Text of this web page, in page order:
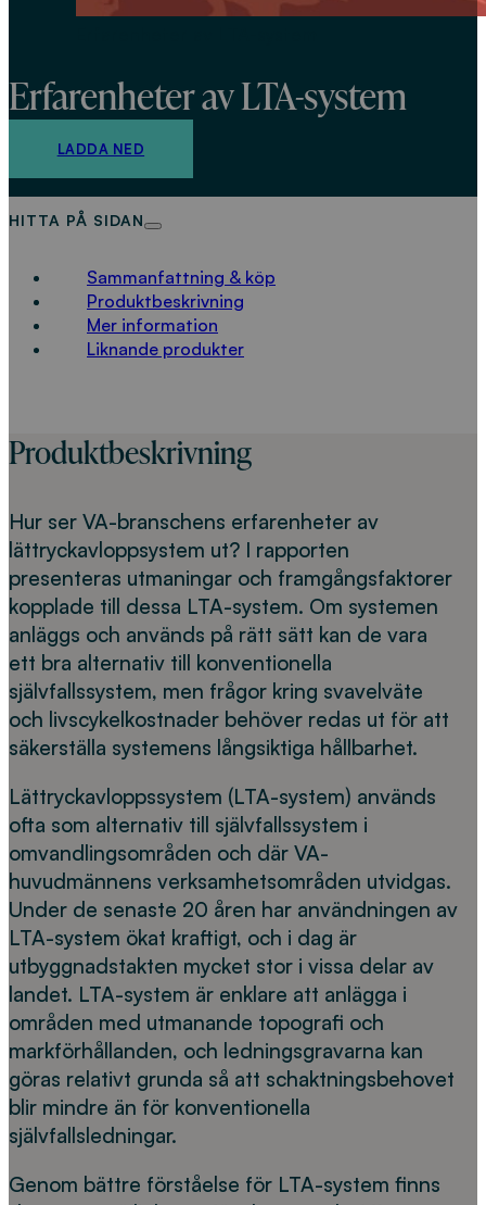
Erfarenheter av LTA-system
LADDA NED
HITTA PÅ SIDAN
Sammanfattning & köp
Produktbeskrivning
Mer information
Liknande produkter
Produktbeskrivning
Hur ser VA-branschens erfarenheter av
lättryckavloppsystem ut? I rapporten
presenteras utmaningar och framgångsfaktorer
kopplade till dessa LTA-system. Om systemen
anläggs och används på rätt sätt kan de vara
ett bra alternativ till konventionella
självfallssystem, men frågor kring svavelväte
och livscykelkostnader behöver redas ut för att
säkerställa systemens långsiktiga hållbarhet.
Lättryckavloppssystem (LTA-system) används
ofta som alternativ till självfallssystem i
omvandlingsområden och där VA-
huvudmännens verksamhetsområden utvidgas.
Under de senaste 20 åren har användningen av
LTA-system ökat kraftigt, och i dag är
utbyggnadstakten mycket stor i vissa delar av
landet. LTA-system är enklare att anlägga i
områden med utmanande topografi och
markförhållanden, och ledningsgravarna kan
göras relativt grunda så att schaktningsbehovet
blir mindre än för konventionella
självfallsledningar.
Genom bättre förståelse för LTA-system finns